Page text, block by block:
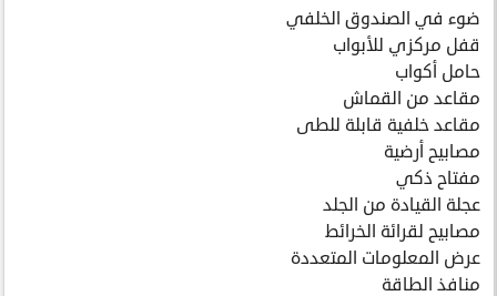
ضوء في الصندوق الخلفي
قفل مركزي للأبواب
حامل أكواب
مقاعد من القماش
مقاعد خلفية قابلة للطى
مصابيح أرضية
مفتاح ذكي
عجلة القيادة من الجلد
مصابيح لقرائة الخرائط
عرض المعلومات المتعددة
منافذ الطاقة